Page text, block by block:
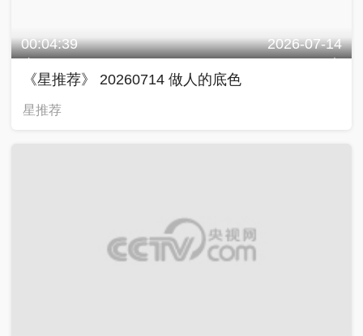
00:04:39 2026-07-14
《星推荐》 20260714 做人的底色
星推荐